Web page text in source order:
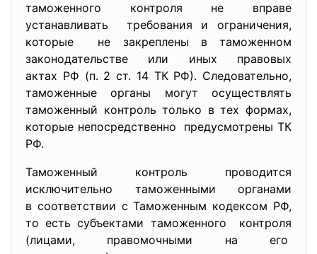
таможенного контроля не вправе
устанавливать требования и ограничения,
которые не закреплены в таможенном
законодательстве или иных правовых
актах РФ (п. 2 ст. 14 ТК РФ). Следовательно,
таможенные органы могут осуществлять
таможенный контроль только в тех формах,
которые непосредственно предусмотрены ТК
РФ.
Таможенный контроль проводится
исключительно таможенными органами
в соответствии с Таможенным кодексом РФ,
то есть субъектами таможенного контроля
(лицами, правомочными на его